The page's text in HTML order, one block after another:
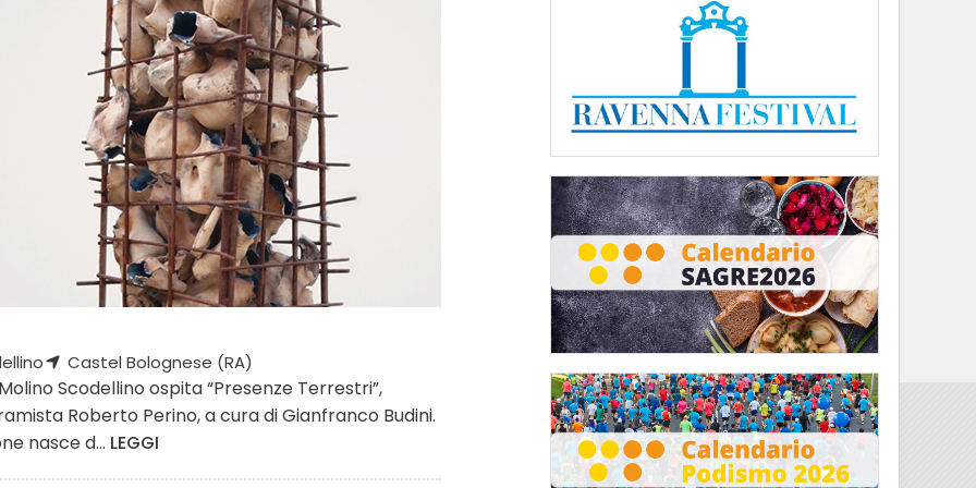
Castel Bolognese (RA)
Scodellino ospita “Presenze Terrestri”,
Roberto Perino, a cura di Gianfranco Budini.
nasce d... LEGGI